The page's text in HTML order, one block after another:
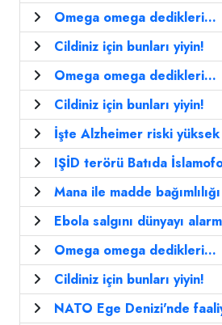
Omega omega dedikleri...
Cildiniz için bunları yiyin!
Omega omega dedikleri...
Cildiniz için bunları yiyin!
İşte Alzheimer riski
IŞİD terörü Batıda
Mana ile madde
Ebola salgını dünyayı
Omega omega dedikleri...
Cildiniz için bunları yiyin!
NATO Ege Denizi'nde